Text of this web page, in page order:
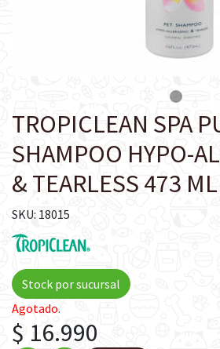
TROPICLEAN SPA
SHAMPOO HYPO-
& TEARLESS 473 ML
SKU: 18015
Stock por sucursal
Agotado.
$ 16.990